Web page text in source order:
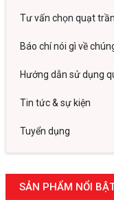
Tư vấn chọn quạt trần
Báo chí nói gì về
Hướng dẫn sử dụng
Tin tức & sự kiện
Tuyển dụng
SẢN PHẨM NỔI